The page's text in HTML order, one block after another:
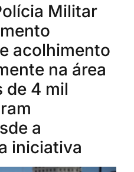
Militar
acolhimento
na área
de 4 mil
a
iniciativa